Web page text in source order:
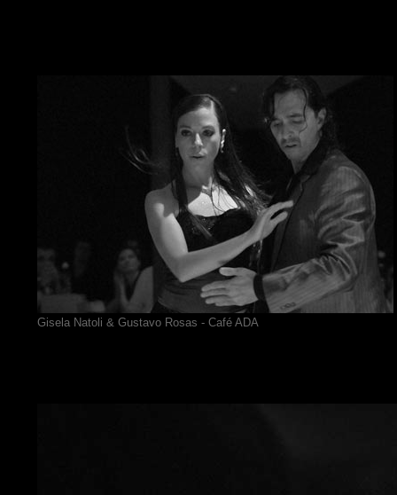
Gisela Natoli & Gustavo Rosas - Café ADA